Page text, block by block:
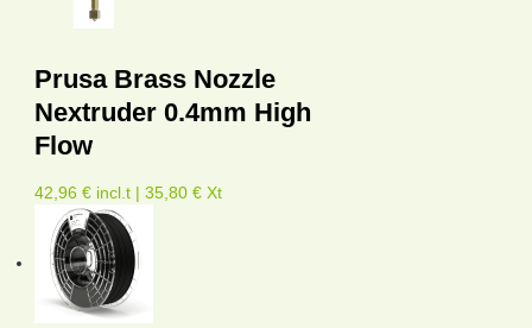
Prusa Brass Nozzle
Nextruder 0.4mm High
Flow
42,96 € incl.t | 35,80 € Xt